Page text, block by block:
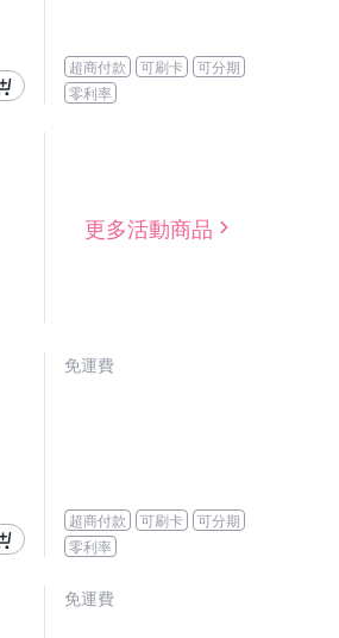
超商付款 可刷卡
可分期
零利率
更多活動商品
免運費
超商付款 可刷卡
可分期
零利率
免運費